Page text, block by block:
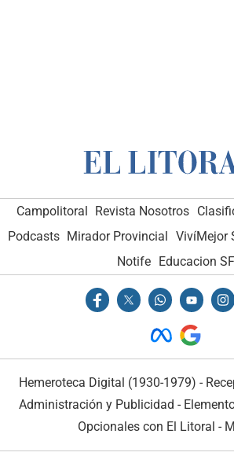
Campolitoral Revista Nosotros
Podcasts Mirador Provincial VivíMejor
Notife
Educacion SF
Hemeroteca Digital (1930-1979) -
Administración y Publicidad -
Opcionales con El Litoral -